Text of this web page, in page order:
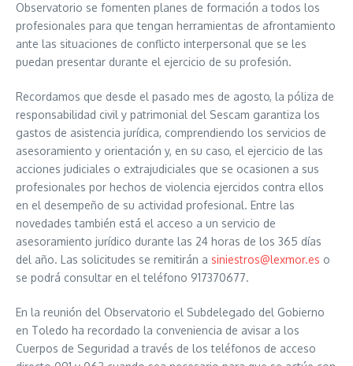
Observatorio se fomenten planes de formación a todos los
profesionales para que tengan herramientas de afrontamiento
ante las situaciones de conflicto interpersonal que se les
puedan presentar durante el ejercicio de su profesión.
Recordamos que desde el pasado mes de agosto, la póliza de
responsabilidad civil y patrimonial del Sescam garantiza los
gastos de asistencia jurídica, comprendiendo los servicios de
asesoramiento y orientación y, en su caso, el ejercicio de las
acciones judiciales o extrajudiciales que se ocasionen a sus
profesionales por hechos de violencia ejercidos contra ellos
en el desempeño de su actividad profesional. Entre las
novedades también está el acceso a un servicio de
asesoramiento jurídico durante las 24 horas de los 365 días
del año. Las solicitudes se remitirán a siniestros@lexmor.es o
se podrá consultar en el teléfono 917370677.
En la reunión del Observatorio el Subdelegado del Gobierno
en Toledo ha recordado la conveniencia de avisar a los
Cuerpos de Seguridad a través de los teléfonos de acceso